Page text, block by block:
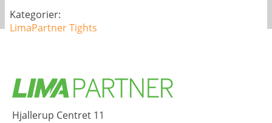
Kategorier:
LimaPartnerTights
Hjallerup Centret 11